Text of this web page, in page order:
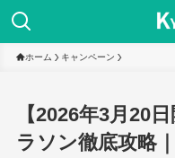
ホーム キャンペーン
【2026年3月20
ラソン徹底攻略